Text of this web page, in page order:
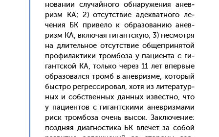
но­вании слу­чай­но­го об­на­руже­ния анев­
ризм КА; 2) от­сутс­твие адек­ватно­го ле­
чения БК при­вело к об­ра­зова­нию анев­
ризм КА, вклю­чая ги­гант­скую; 3) нес­мотря
на дли­тель­ное от­сутс­твие об­щепри­нятой
про­филак­ти­ки тром­бо­за у па­ци­ен­та с ги­
гант­ской КА, толь­ко че­рез 11 лет впер­вые
об­ра­зовал­ся тромб в анев­ризме, ко­торый
быс­тро рег­ресси­ровал, хо­тя из ли­тера­тур­
ных и собс­твен­ных дан­ных из­вес­тно, что
у па­ци­ен­тов с ги­гант­ски­ми анев­ризма­ми
риск тром­бо­за очень вы­сок. Зак­лю­чение:
поз­дняя ди­аг­ности­ка БК вле­чет за со­бой